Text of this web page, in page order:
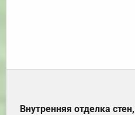
Внутренняя отделка стен,